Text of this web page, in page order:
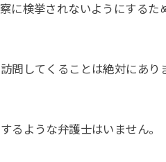
に検挙されないようにするた
問してくることは絶対にあり
るような弁護士はいません。